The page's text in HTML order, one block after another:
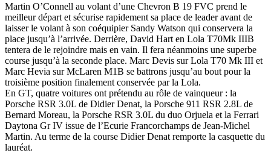
Martin O’Connell au volant d’une Chevron B 19 FVC prend le
meilleur départ et sécurise rapidement sa place de leader avant de
laisser le volant à son coéquipier Sandy Watson qui conservera la
place jusqu’à l’arrivée. Derrière, David Hart en Lola T70Mk IIIB
tentera de le rejoindre mais en vain. Il fera néanmoins une superbe
course jusqu’à la seconde place. Marc Devis sur Lola T70 Mk III et
Marc Hevia sur McLaren M1B se battrons jusqu’au bout pour la
troisième position finalement conservée par la Lola.
En GT, quatre voitures ont prétendu au rôle de vainqueur : la
Porsche RSR 3.0L de Didier Denat, la Porsche 911 RSR 2.8L de
Bernard Moreau, la Porsche RSR 3.0L du duo Orjuela et la Ferrari
Daytona Gr IV issue de l’Ecurie Francorchamps de Jean-Michel
Martin. Au terme de la course Didier Denat remporte la casquette du
lauréat.